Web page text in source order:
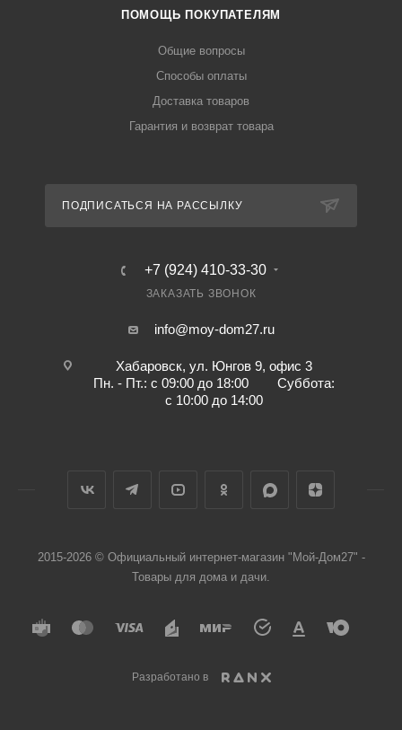
ПОМОЩЬ ПОКУПАТЕЛЯМ
Общие вопросы
Способы оплаты
Доставка товаров
Гарантия и возврат товара
ПОДПИСАТЬСЯ НА РАССЫЛКУ
+7 (924) 410-33-30
ЗАКАЗАТЬ ЗВОНОК
info@moy-dom27.ru
Хабаровск, ул. Юнгов 9, офис 3
Пн. - Пт.: с 09:00 до 18:00 Суббота:
с 10:00 до 14:00
2015-2026 © Официальный интернет-магазин "Мой-Дом27" -
Товары для дома и дачи.
Разработано в